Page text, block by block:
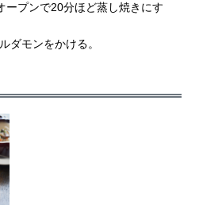
プンで20分ほど蒸し焼きにす
ダモンをかける。